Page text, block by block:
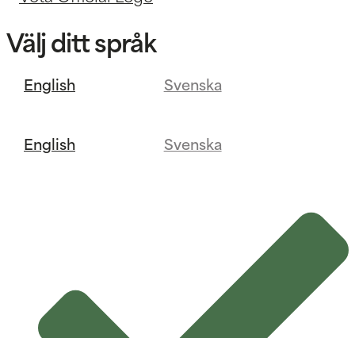
Välj ditt språk
English Svenska
English Svenska